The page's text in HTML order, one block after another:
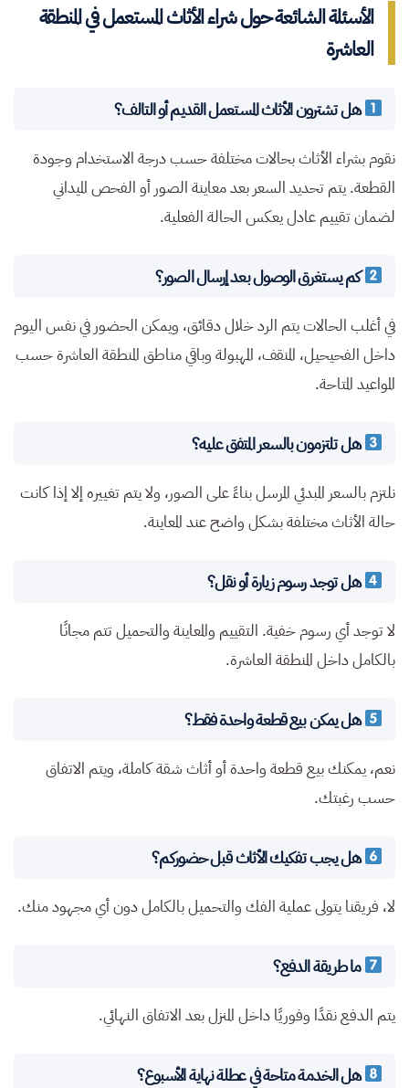
الأسئلة الشائعة حول شراء الأثاث المستعمل في المنطقة
العاشرة
هل تشترون الأثاث المستعمل القديم أو التالف؟
نقوم بشراء الأثاث بحالات مختلفة حسب درجة الاستخدام وجودة
القطعة. يتم تحديد السعر بعد معاينة الصور أو الفحص الميداني
لضمان تقييم عادل يعكس الحالة الفعلية.
كم يستغرق الوصول بعد إرسال الصور؟
في أغلب الحالات يتم الرد خلال دقائق، ويمكن الحضور في نفس اليوم
داخل الفحيحيل، المنقف، المهبولة وباقي مناطق المنطقة العاشرة حسب
المواعيد المتاحة.
هل تلتزمون بالسعر المتفق عليه؟
نلتزم بالسعر المبدئي المرسل بناءً على الصور، ولا يتم تغييره إلا إذا كانت
حالة الأثاث مختلفة بشكل واضح عند المعاينة.
هل توجد رسوم زيارة أو نقل؟
لا توجد أي رسوم خفية. التقييم والمعاينة والتحميل تتم مجانًا
بالكامل داخل المنطقة العاشرة.
هل يمكن بيع قطعة واحدة فقط؟
نعم، يمكنك بيع قطعة واحدة أو أثاث شقة كاملة، ويتم الاتفاق
حسب رغبتك.
هل يجب تفكيك الأثاث قبل حضوركم؟
لا، فريقنا يتولى عملية الفك والتحميل بالكامل دون أي مجهود منك.
ما طريقة الدفع؟
يتم الدفع نقدًا وفوريًا داخل المنزل بعد الاتفاق النهائي.
هل الخدمة متاحة في عطلة نهاية الأسبوع؟